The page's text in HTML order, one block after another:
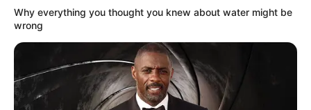
Why everything you thought you knew about water might be
wrong